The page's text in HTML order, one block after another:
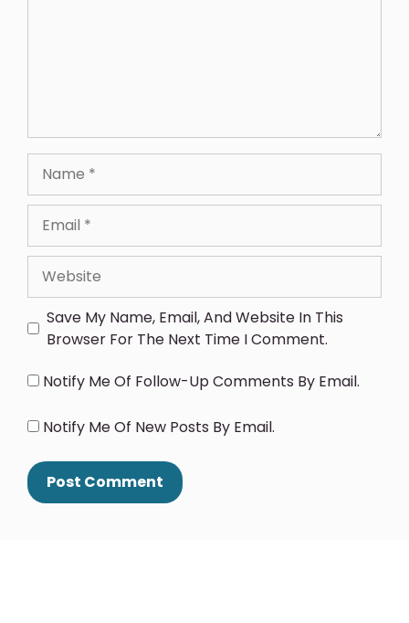
Save My Name, Email, And Website In This
Browser For The Next Time I Comment.
Notify Me Of Follow-Up Comments By Email.
Notify Me Of New Posts By Email.